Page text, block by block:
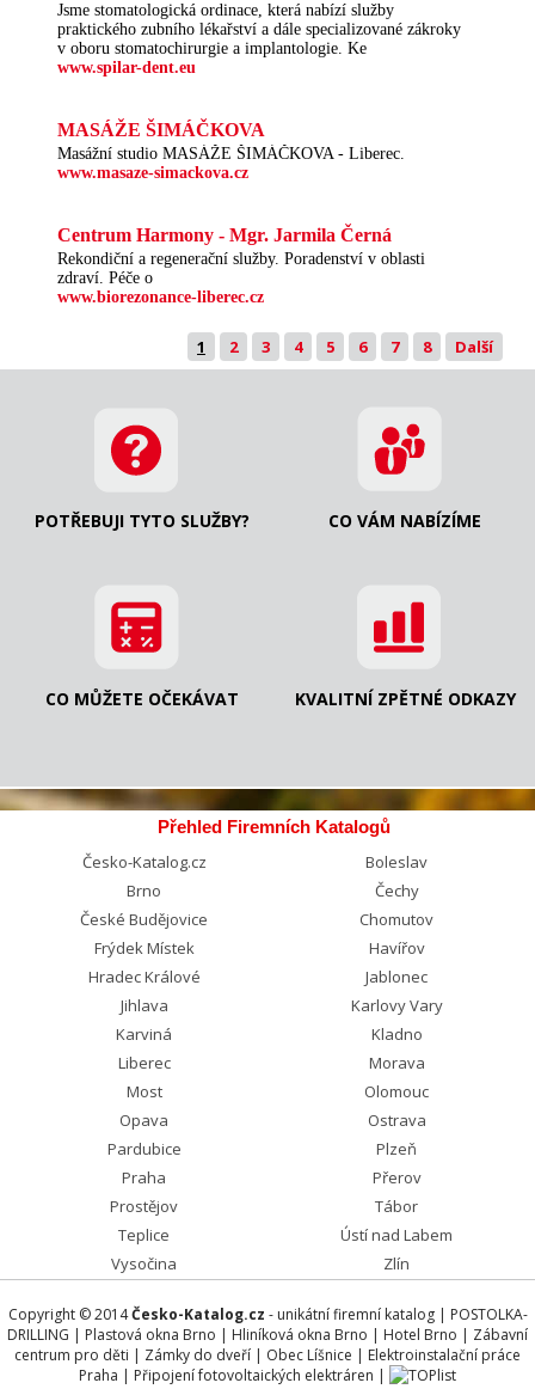
Jsme stomatologická ordinace, která nabízí služby
praktického zubního lékařství a dále specializované zákroky
v oboru stomatochirurgie a implantologie. Ke
www.spilar-dent.eu
MASÁŽE ŠIMÁČKOVA
Masážní studio MASÁŽE ŠIMÁČKOVA - Liberec.
www.masaze-simackova.cz
Centrum Harmony - Mgr. Jarmila Černá
Rekondiční a regenerační služby. Poradenství v oblasti
zdraví. Péče o
www.biorezonance-liberec.cz
1 2 3 4 5 6 7 8 Další
POTŘEBUJI TYTO SLUŽBY? CO VÁM NABÍZÍME
CO MŮŽETE OČEKÁVAT KVALITNÍ ZPĚTNÉ ODKAZY
Přehled Firemních Katalogů
Česko-Katalog.cz
Boleslav
Brno
Čechy
České Budějovice
Chomutov
Frýdek Místek
Havířov
Hradec Králové
Jablonec
Jihlava
Karlovy Vary
Karviná
Kladno
Liberec
Morava
Most
Olomouc
Opava
Ostrava
Pardubice
Plzeň
Praha
Přerov
Prostějov
Tábor
Teplice
Ústí nad Labem
Vysočina
Zlín
Copyright © 2014Česko-Katalog.cz - unikátní firemní katalog | POSTOLKA-
DRILLING | Plastová okna Brno | Hliníková okna Brno | Hotel Brno | Zábavní
centrum pro děti | Zámky do dveří | Obec Líšnice | Elektroinstalační práce
Praha | Připojení fotovoltaických elektráren |